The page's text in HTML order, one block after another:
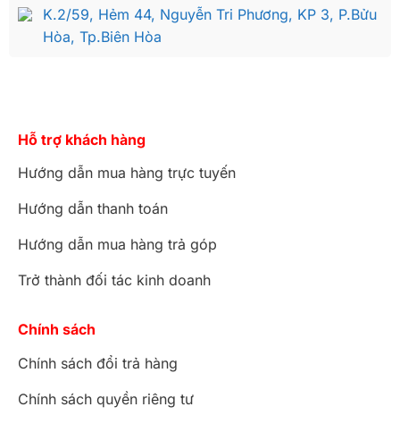
K.2/59, Hẻm 44, Nguyễn Tri Phương, KP 3, P.Bửu
Hòa, Tp.Biên Hòa
Hỗ trợ khách hàng
Hướng dẫn mua hàng trực tuyến
Hướng dẫn thanh toán
Hướng dẫn mua hàng trả góp
Trở thành đối tác kinh doanh
Chính sách
Chính sách đổi trả hàng
Chính sách quyền riêng tư